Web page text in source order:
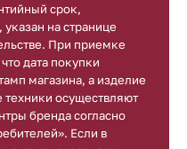
срок,
на странице
При приемке
дата покупки
магазина, а изделие
осуществляют
бренда согласно
Если в